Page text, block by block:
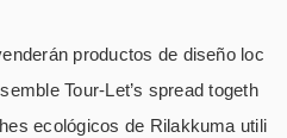
productos de diseño loc
Tour-Let’s spread togeth
ecológicos de Rilakkuma utili